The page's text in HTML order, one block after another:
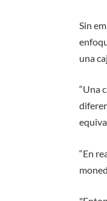
Sin
una
“Una
“En